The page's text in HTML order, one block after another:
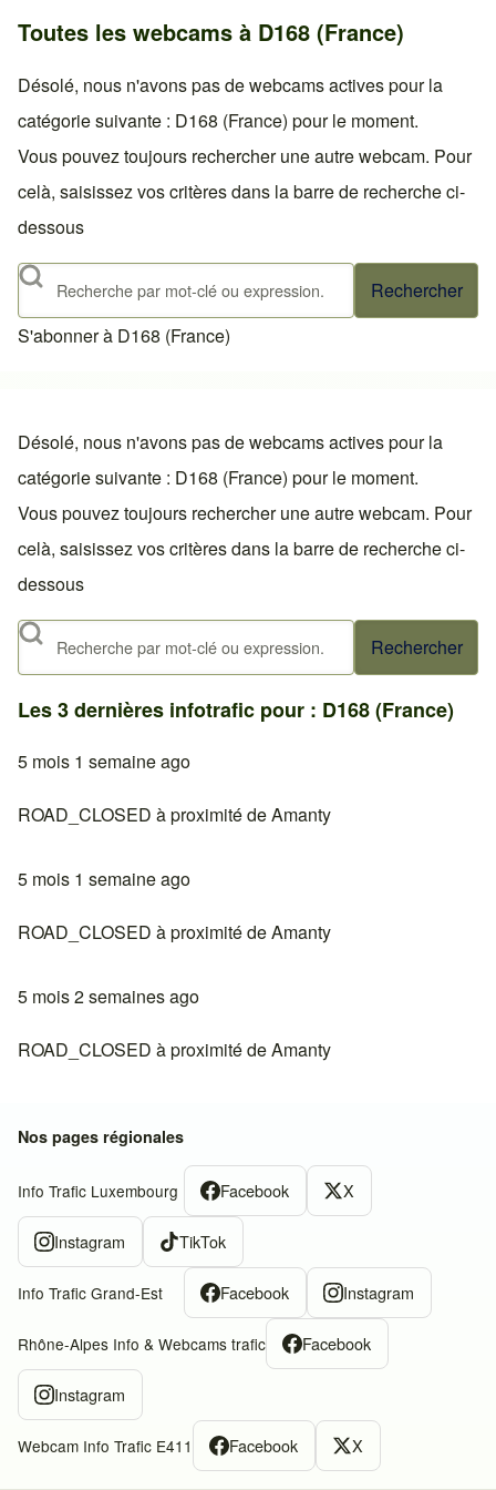
Toutes les webcams à D168 (France)
Désolé, nous n'avons pas de webcams actives pour la
catégorie suivante : D168 (France) pour le moment.
Vous pouvez toujours rechercher une autre webcam. Pour
celà, saisissez vos critères dans la barre de recherche ci-
dessous
Rechercher
S'abonner à D168 (France)
Désolé, nous n'avons pas de webcams actives pour la
catégorie suivante : D168 (France) pour le moment.
Vous pouvez toujours rechercher une autre webcam. Pour
celà, saisissez vos critères dans la barre de recherche ci-
dessous
Rechercher
Les 3 dernières infotrafic pour : D168 (France)
5 mois 1 semaine ago
ROAD_CLOSED à proximité de Amanty
5 mois 1 semaine ago
ROAD_CLOSED à proximité de Amanty
5 mois 2 semaines ago
ROAD_CLOSED à proximité de Amanty
Nos pages régionales
Info Trafic Luxembourg Facebook X
Instagram TikTok
Info Trafic Grand-Est Facebook Instagram
Rhône-Alpes Info & Webcams trafic Facebook
Instagram
Webcam Info Trafic E411 Facebook X